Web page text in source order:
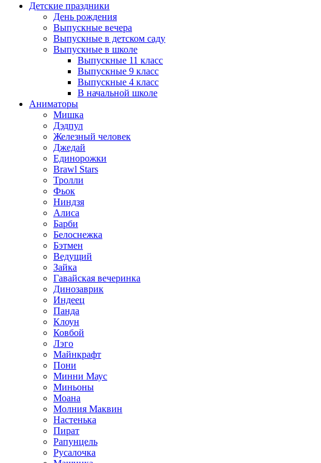
Детские праздники
День рождения
Выпускные вечера
Выпускные в детском саду
Выпускные в школе
Выпускные 11 класс
Выпускные 9 класс
Выпускные 4 класс
В начальной школе
Аниматоры
Мишка
Дэдпул
Железный человек
Джедай
Единорожки
Brawl Stars
Тролли
Фьок
Ниндзя
Алиса
Барби
Белоснежка
Бэтмен
Ведущий
Зайка
Гавайская вечеринка
Динозаврик
Индеец
Панда
Клоун
Ковбой
Лэго
Майнкрафт
Пони
Минни Маус
Миньоны
Моана
Молния Маквин
Настенька
Пират
Рапунцель
Русалочка